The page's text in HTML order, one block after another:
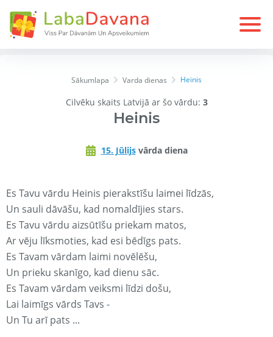
Sākumlapa Varda dienas Heinis
Cilvēku skaits Latvijā ar šo vārdu: 3
Heinis
15. Jūlijsvārda diena
Es Tavu vārdu Heinis pierakstīšu laimei līdzās,
Un sauli dāvāšu, kad nomaldījies stars.
Es Tavu vārdu aizsūtīšu priekam matos,
Ar vēju līksmoties, kad esi bēdīgs pats.
Es Tavam vārdam laimi novēlēšu,
Un prieku skanīgo, kad dienu sāc.
Es Tavam vārdam veiksmi līdzi došu,
Lai laimīgs vārds Tavs -
Un Tu arī pats ...